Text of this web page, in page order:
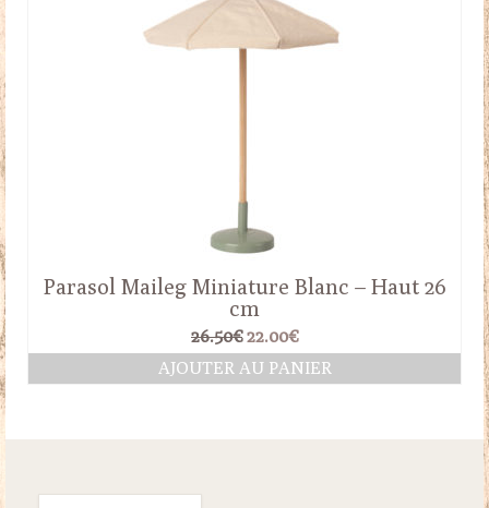
Parasol Maileg Miniature Blanc – Haut 26
cm
26.50€ Le
prix
initial
22.00€Le
prix
actuel
AJOUTER AU PANIER